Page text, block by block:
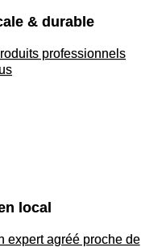
& durable
professionnels
local
expert agréé proche de